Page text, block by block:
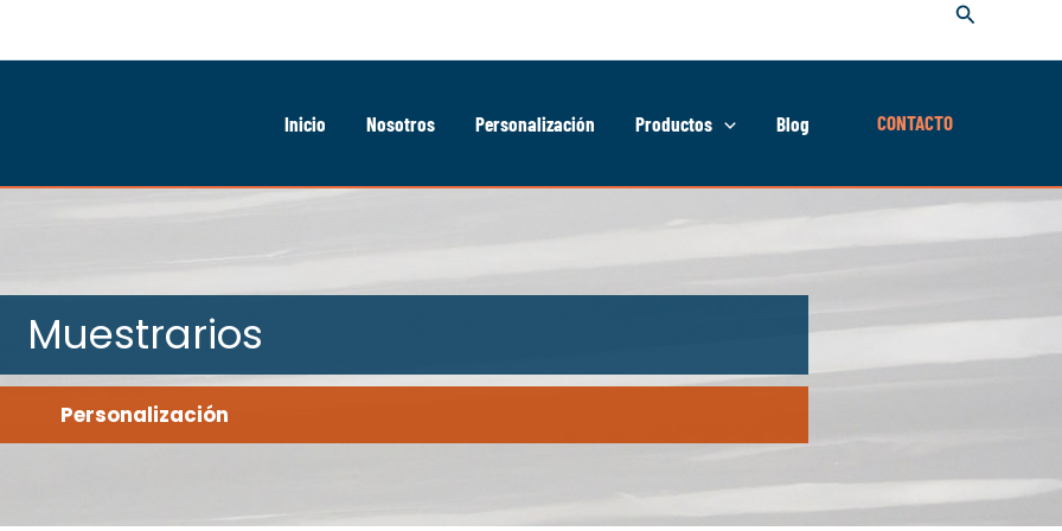
Buscar
Inicio Nosotros Personalización Productos Blog CONTACTO
Muestrarios
Personalización